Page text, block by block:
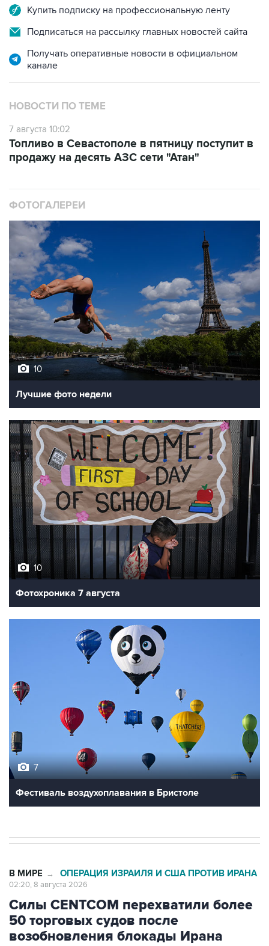
Купить подписку на профессиональную ленту
Подписаться на рассылку главных новостей сайта
Получать оперативные новости в официальном
канале
НОВОСТИ ПО ТЕМЕ
7 августа 10:02
Топливо в Севастополе в пятницу поступит в
продажу на десять АЗС сети "Атан"
ФОТОГАЛЕРЕИ
10
Лучшие фото недели
10
Фотохроника 7 августа
7
Фестиваль воздухоплавания в Бристоле
В МИРЕ → ОПЕРАЦИЯ ИЗРАИЛЯ И США ПРОТИВ ИРАНА
02:20, 8 августа 2026
Силы CENTCOM перехватили более
50 торговых судов после
возобновления блокады Ирана